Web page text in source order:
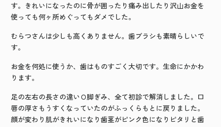
す。きれいになったのに骨が囲ったり痛み出したり沢山お金を
使っても何ヶ所めぐってもダメでした。
むらつさんは少しも高くありません。歯ブラシも素晴らしいで
す。
お金を何処に使うか、歯はものすごく大切です。生命にかかわ
ります。
足の左右の長さの違いＯ脚ぎみ、全て初診で解消しました。口
唇の厚さもうすくなっていたのがふっくらもとに戻りました。
顔が変わり肌がきれいになり歯茎がピンク色になりピタリと歯